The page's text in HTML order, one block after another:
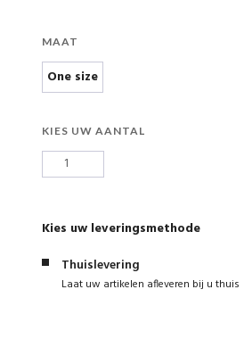
MAAT
One size
KIES UW AANTAL
Kies uw leveringsmethode
Thuislevering
Laat uw artikelen afleveren bij u thuis